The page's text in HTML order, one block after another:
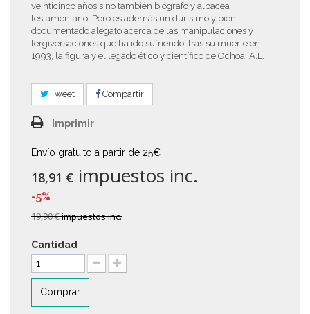
veinticinco años sino también biógrafo y albacea
testamentario. Pero es además un durísimo y bien
documentado alegato acerca de las manipulaciones y
tergiversaciones que ha ido sufriendo, tras su muerte en
1993, la figura y el legado ético y científico de Ochoa. A.L.
Tweet Compartir
Imprimir
Envío gratuito a partir de 25€
18,91 € impuestos inc.
-5%
19,90 €impuestos inc.
Cantidad
Comprar